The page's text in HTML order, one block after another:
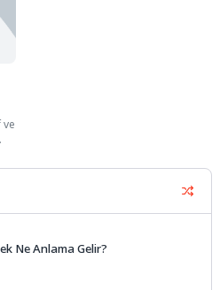
ve
Ne Anlama Gelir?